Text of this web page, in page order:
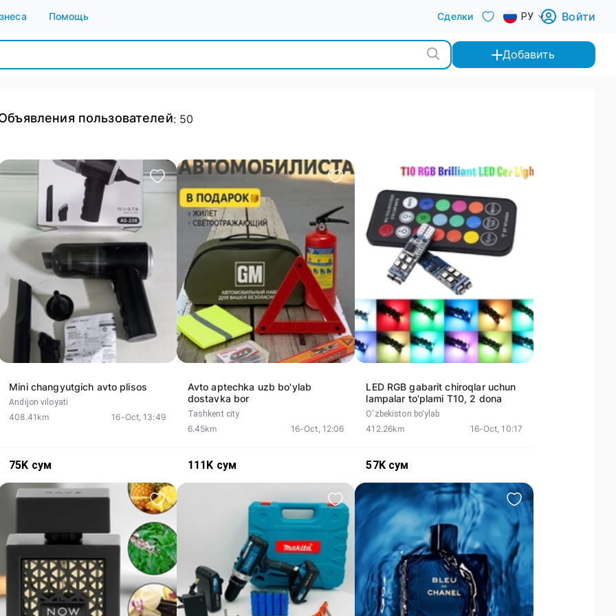
Помощь Сделки РУ Войти
Добавить
пользователей: 50
Mini changyutgich avto plisos
Andijon viloyati
408.41km 16-Oct, 13:49
75K сум
Avto aptechka uzb bo'ylab
dostavka bor
Tashkent city
6.45km 16-Oct, 12:06
111K сум
LED RGB gabarit chiroqlar uchun
lampalar to'plami Т10, 2 dona
O‘zbekiston bo‘ylab
412.26km 16-Oct, 10:17
57K сум